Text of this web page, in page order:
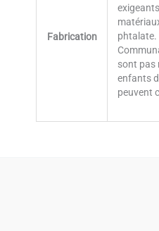
Fabrication
phtalate.
sont pas
enfants
peuvent